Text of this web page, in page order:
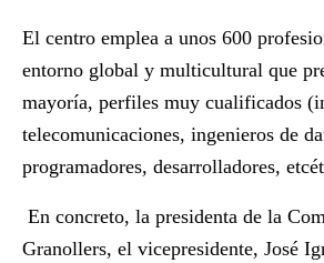
El centro emplea a unos 600
entorno global y multicultural que
mayoría, perfiles muy cualificados
telecomunicaciones, ingenieros de
programadores, desarrolladores,
En concreto, la presidenta de la
Granollers, el vicepresidente, José